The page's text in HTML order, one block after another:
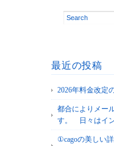
最近の投稿
2026年料金改定
都合によりメー
す。 日々はイ
①cagoの美しい